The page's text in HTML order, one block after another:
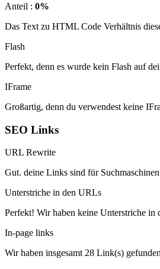
Anteil : 0%
Das Text zu HTML Code Verhältnis
Flash
Perfekt, denn es wurde kein Flash auf
IFrame
Großartig, denn du verwendest keine
SEO Links
URL Rewrite
Gut. deine Links sind für
Unterstriche in den URLs
Perfekt! Wir haben keine Unterstriche in
In-page links
Wir haben insgesamt 28 Link(s)